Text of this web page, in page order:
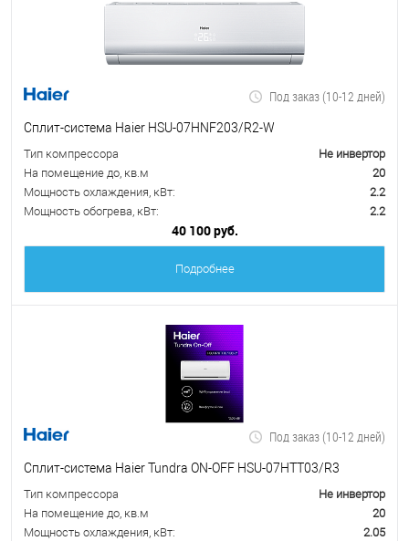
Под заказ (10-12 дней)
Сплит-система Haier HSU-07HNF203/R2-W
Тип компрессора
Не инвертор
На помещение до, кв.м
20
Мощность охлаждения, кВт:
2.2
Мощность обогрева, кВт:
2.2
40 100 руб.
Подробнее
Под заказ (10-12 дней)
Сплит-система Haier Tundra ON-OFF HSU-07HTT03/R3
Тип компрессора
Не инвертор
На помещение до, кв.м
20
Мощность охлаждения, кВт:
2.05